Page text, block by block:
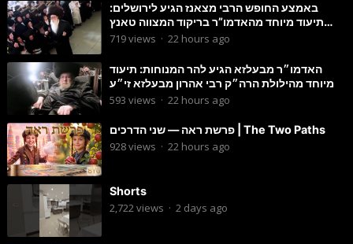
באמצע החופש הרבי מצאנז הגיע לירושלים:
תיעוד מיוחד מהאדמו”ר בריקוד המצווה טאנץ
בשמחת בית סטרפקוב
719views · 22 hours ago
האדמו״ר מבעלזא הגיע להר המנוחות: תיעוד
מיוחד מהילולת הרה״ק רבי אהרון מבעלזא זי״ע
593 views · 22 hours ago
פרשת ראה — שני הדרכים | The Two Paths
928views · 22 hours ago
Shorts
2,722views · 2 days ago